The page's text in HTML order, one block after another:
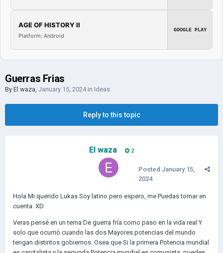
AGE OF HISTORY II
Platform: Android
GOOGLE PLAY
Guerras Frias
By El waza, January 15, 2024in Ideas
Reply to this topic
El waza 2
Posted January 15,
2024
Hola Mi querido Lukas Soy latino pero espero, me Puedas tomar en
cuenta. XD
Veras pensé en un tema De guerra fría como paso en la vida real Y
solo que ocurrió cuando las dos Mayores potencias del mundo
tengan distintos gobiernos. Osea que Si la primera Potencia mundial